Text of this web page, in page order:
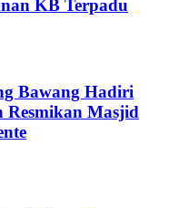
KB Terpadu
Bawang Hadiri
Resmikan Masjid